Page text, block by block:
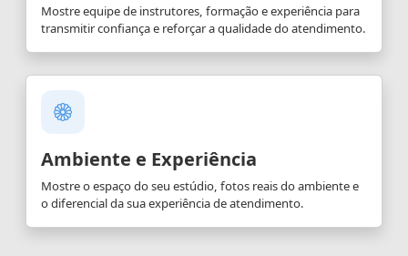
Mostre equipe de instrutores, formação e experiência para
transmitir confiança e reforçar a qualidade do atendimento.
Ambiente e Experiência
Mostre o espaço do seu estúdio, fotos reais do ambiente e
o diferencial da sua experiência de atendimento.